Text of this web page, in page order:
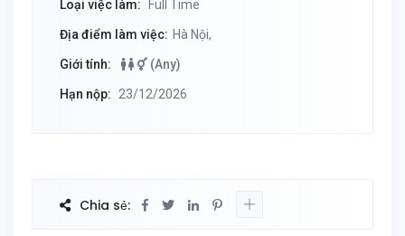
Loại việc làm: Full Time
Địa điểm làm việc: Hà Nội,
Giới tính: (Any)
Hạn nộp: 23/12/2026
Chia sẻ: